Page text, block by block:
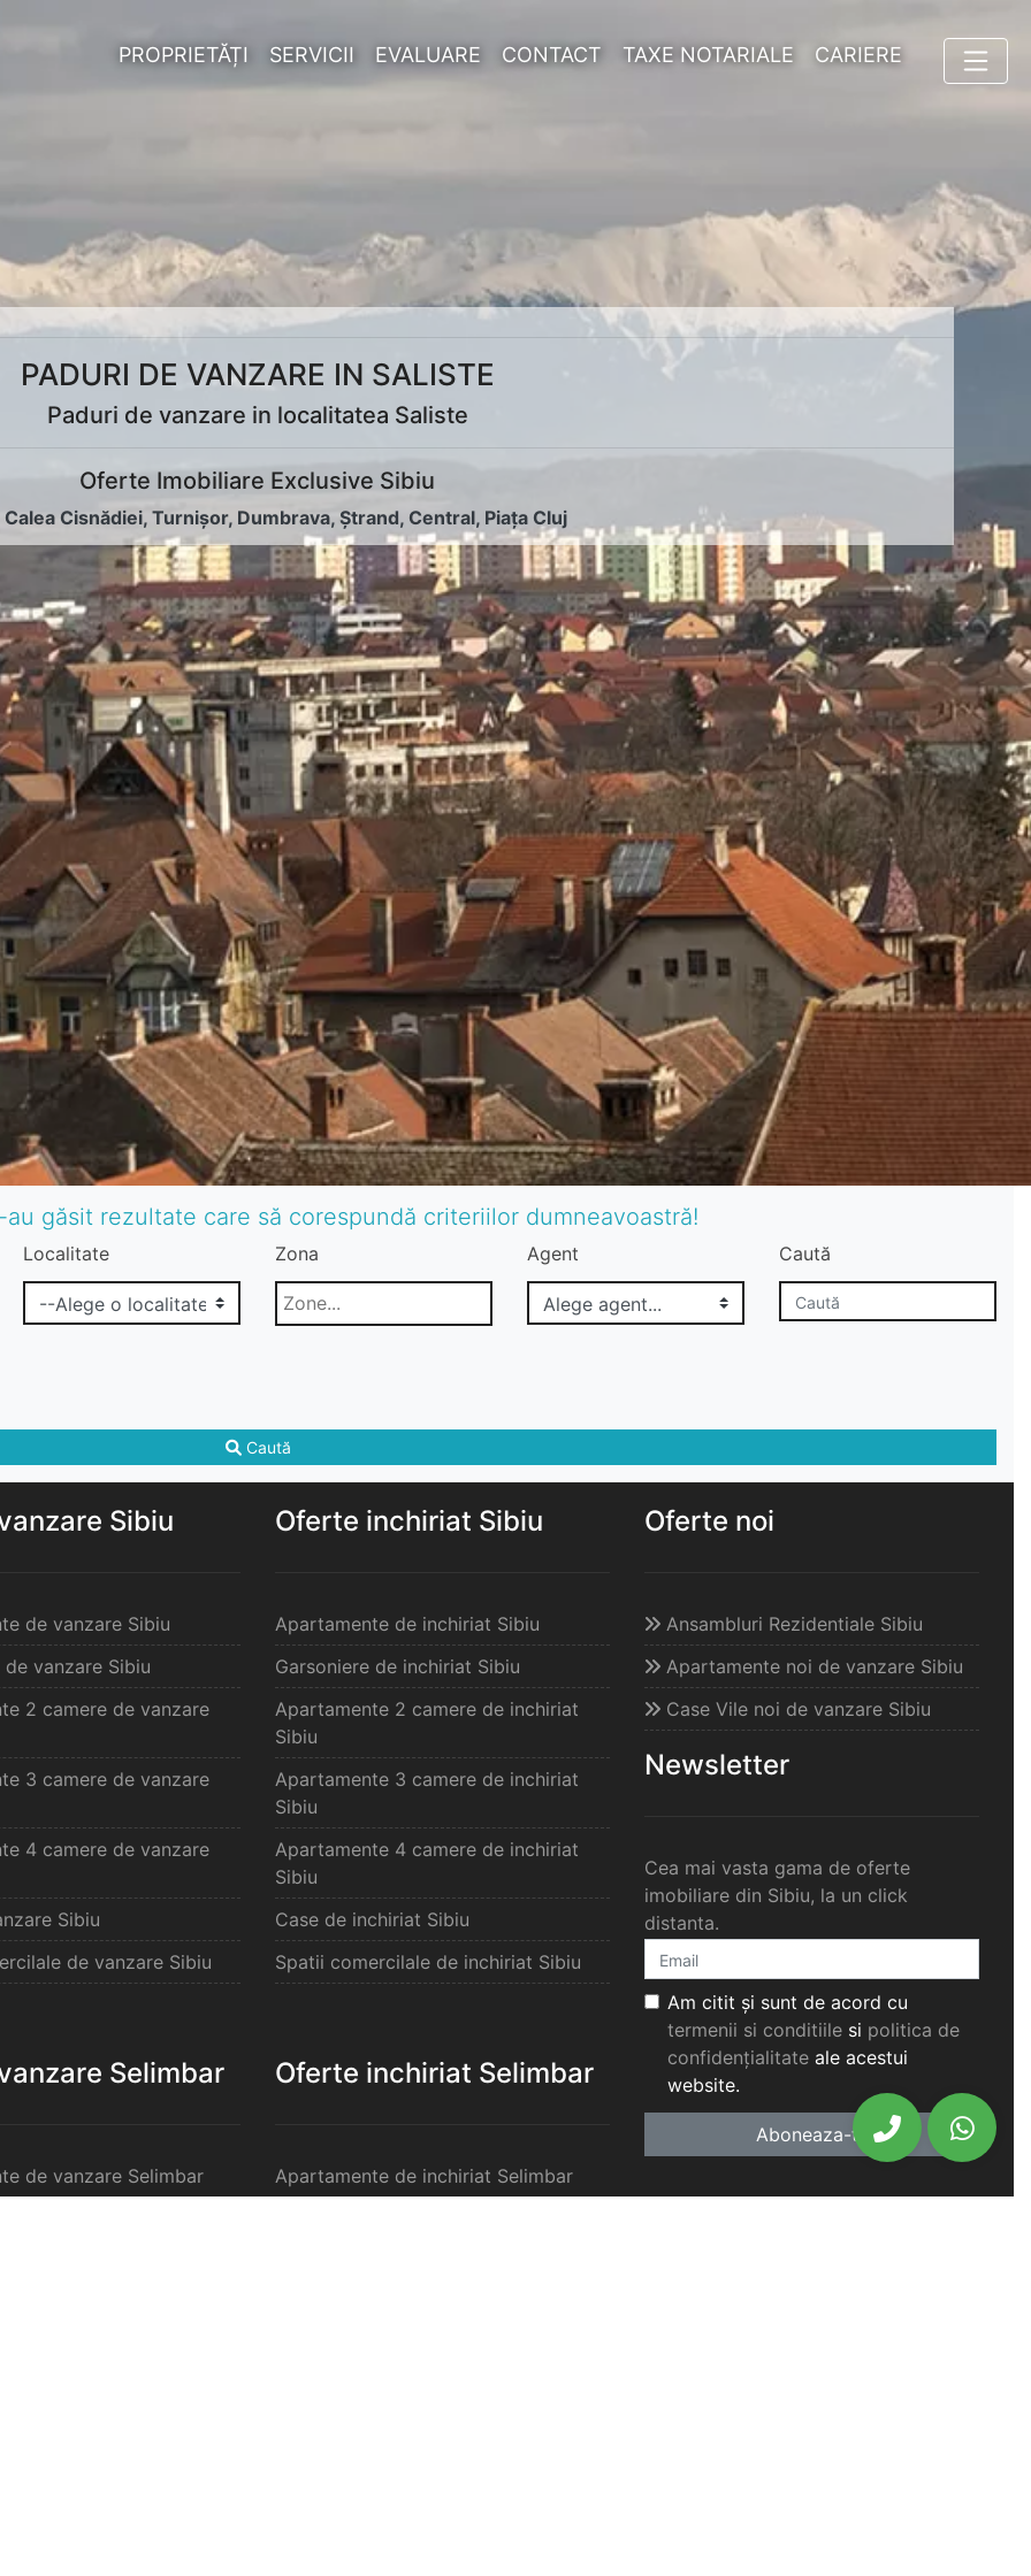
PROPRIETĂȚI SERVICII EVALUARE CONTACT TAXE NOTARIALE CARIERE
PADURI DE VANZARE IN SALISTE
Paduri de vanzare in localitatea Saliste
Oferte Imobiliare Exclusive Sibiu
Calea Cisnădiei,Turnișor, Dumbrava,Ștrand,Central, Piața Cluj
găsit rezultate care să corespundă criteriilor dumneavoastră!
Localitate Zona Agent Caută
Caută
Sibiu
de vanzare Sibiu
de vanzare Sibiu
2 camere de vanzare
3 camere de vanzare
4 camere de vanzare
Sibiu
de vanzare Sibiu
Selimbar
de vanzare Selimbar
Oferte inchiriat Sibiu
Apartamente de inchiriat Sibiu
Garsoniere de inchiriat Sibiu
Apartamente 2 camere de inchiriat
Sibiu
Apartamente 3 camere de inchiriat
Sibiu
Apartamente 4 camere de inchiriat
Sibiu
Case de inchiriat Sibiu
Spatii comercilale de inchiriat Sibiu
Oferte inchiriat Selimbar
Apartamente de inchiriat Selimbar
Oferte noi
Ansambluri Rezidentiale Sibiu
Apartamente noi de vanzare Sibiu
Case Vile noi de vanzare Sibiu
Newsletter
Cea mai vasta gama de oferte
imobiliare din Sibiu, la un click
distanta.
Am citit și sunt de acord cu
termenii si conditiile si politica de
confidențialitate ale acestui
website.
Aboneaza-te